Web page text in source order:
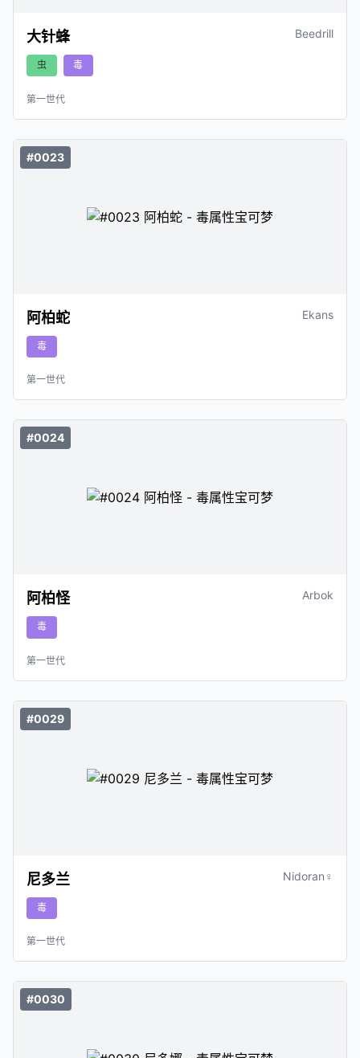
大针蜂 Beedrill
虫 毒
第一世代
#0023
阿柏蛇 Ekans
毒
第一世代
#0024
阿柏怪 Arbok
毒
第一世代
#0029
尼多兰 Nidoran♀
毒
第一世代
#0030